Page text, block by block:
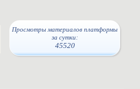
Просмотры материалов платформы
за сутки:
45520